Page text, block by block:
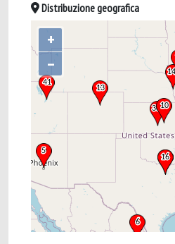
Distribuzione geografica
+
–